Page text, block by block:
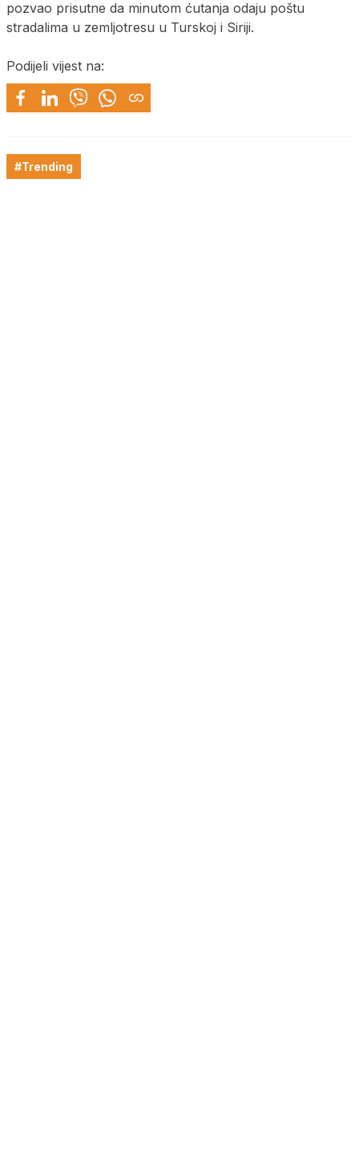
pozvao prisutne da minutom ćutanja odaju poštu
stradalima u zemljotresu u Turskoj i Siriji.
Podijeli vijest na:
#Trending